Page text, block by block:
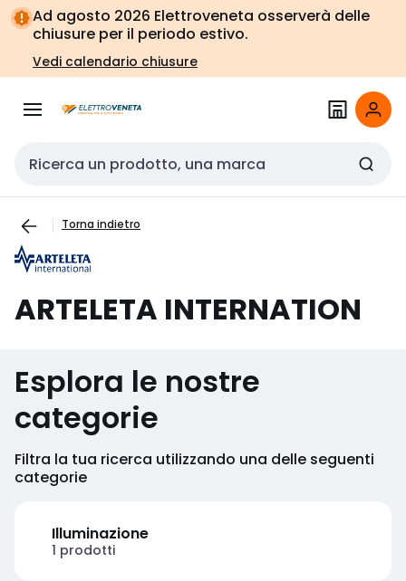
Vai alla
navigazione
Vai
alla
pagina
Ad agosto 2026 Elettroveneta osserverà delle
chiusure per il periodo estivo.
Vedi calendario chiusure
Cerca input
Torna indietro
ARTELETA INTERNATION
Esplora le nostre
categorie
Filtra la tua ricerca utilizzando una delle seguenti
categorie
Illuminazione
1 prodotti